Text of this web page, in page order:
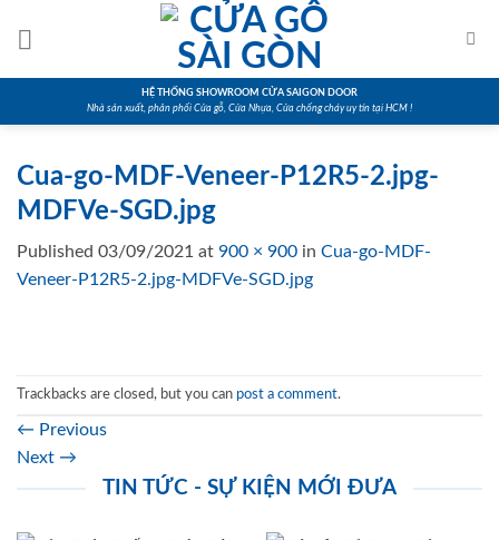
HỆ THỐNG SHOWROOM CỬA SAIGON DOOR
Nhà sản xuất, phân phối Cửa gỗ, Cửa Nhựa, Cửa chống cháy uy tín tại HCM !
Cua-go-MDF-Veneer-P12R5-2.jpg-
MDFVe-SGD.jpg
Published 03/09/2021 at 900 × 900 in Cua-go-MDF-
Veneer-P12R5-2.jpg-MDFVe-SGD.jpg
Trackbacks are closed, but you can post a comment.
← Previous
Next →
TIN TỨC - SỰ KIỆN MỚI ĐƯA